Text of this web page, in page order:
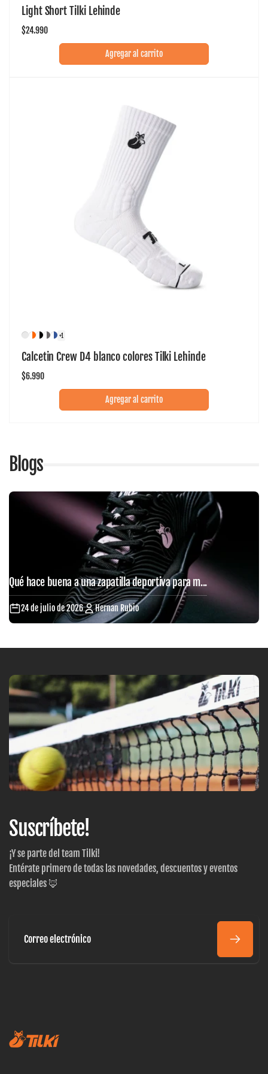
Light Short Tilki Lehinde
Precio
$24.990
Agregar al carrito
Calcetin Crew D4 blanco colores Tilki Lehinde
Precio
$6.990
+1
Agregar al carrito
Blogs
Qué hace buena a una zapatilla deportiva para m...
24 de julio de 2026 Hernan Rubio
Suscríbete!
¡Y se parte del team Tilki!
Entérate primero de todas las novedades, descuentos y eventos
especiales 🦊